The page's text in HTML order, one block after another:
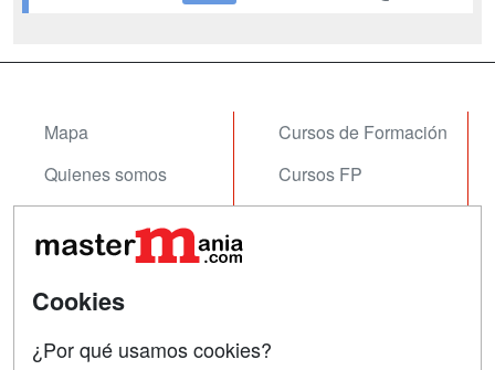
Mapa
Quienes somos
Acceso Usuarios
Acceso Centros
Cursos de Formación
Cursos FP
Cookies
¿Por qué usamos cookies?